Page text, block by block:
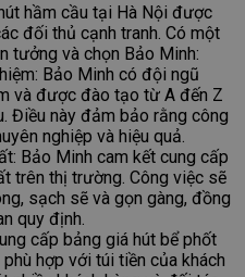
hầm cầu tại Hà Nội được
đối thủ cạnh tranh. Có một
tưởng và chọn Bảo Minh:
Bảo Minh có đội ngũ
và được đào tạo từ A đến Z
Điều này đảm bảo rằng công
nghiệp và hiệu quả.
Bảo Minh cam kết cung cấp
trên thị trường. Công việc sẽ
sạch sẽ và gọn gàng, đồng
quy định.
cấp bảng giá hút bể phốt
hợp với túi tiền của khách